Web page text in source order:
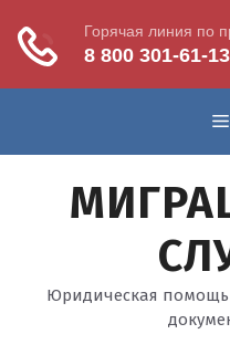
содержимому
Юридическая